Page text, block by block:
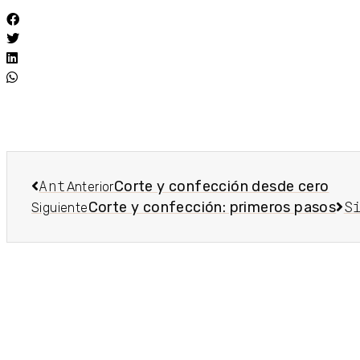
AntAnteriorCorte y confección desde cero
SiguienteCorte y confección: primeros pasos